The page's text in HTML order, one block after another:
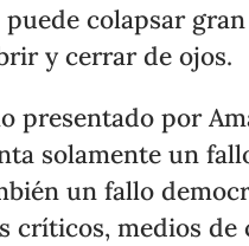
puede colapsar
y cerrar de ojos.
presentado por
solamente un
un fallo
críticos, medios de